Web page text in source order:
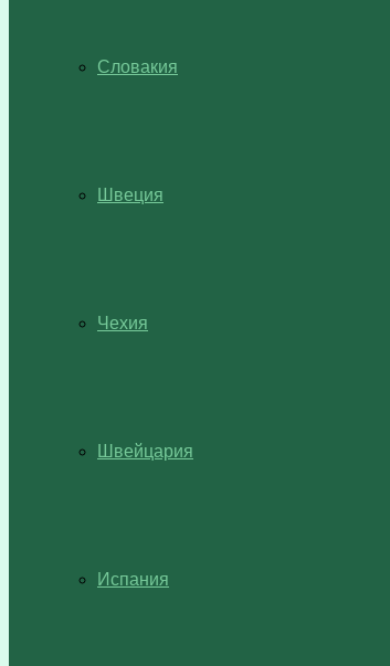
Словакия
Швеция
Чехия
Швейцария
Испания